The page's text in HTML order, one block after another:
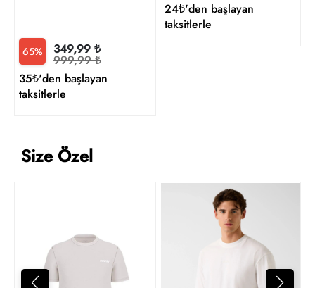
65% 349,99 ₺
999,99 ₺
35₺'den başlayan
taksitlerle
24₺'den başlayan
taksitlerle
Size Özel